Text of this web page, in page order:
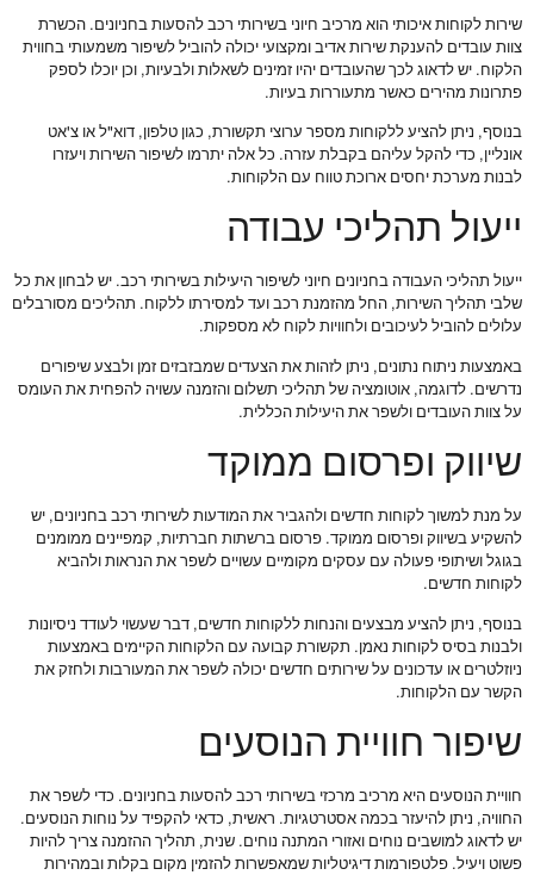
שירות לקוחות איכותי הוא מרכיב חיוני בשירותי רכב להסעות בחניונים. הכשרת
צוות עובדים להענקת שירות אדיב ומקצועי יכולה להוביל לשיפור משמעותי בחווית
הלקוח. יש לדאוג לכך שהעובדים יהיו זמינים לשאלות ולבעיות, וכן יוכלו לספק
פתרונות מהירים כאשר מתעוררות בעיות.
בנוסף, ניתן להציע ללקוחות מספר ערוצי תקשורת, כגון טלפון, דוא"ל או צ'אט
אונליין, כדי להקל עליהם בקבלת עזרה. כל אלה יתרמו לשיפור השירות ויעזרו
לבנות מערכת יחסים ארוכת טווח עם הלקוחות.
ייעול תהליכי עבודה
ייעול תהליכי העבודה בחניונים חיוני לשיפור היעילות בשירותי רכב. יש לבחון את כל
שלבי תהליך השירות, החל מהזמנת רכב ועד למסירתו ללקוח. תהליכים מסורבלים
עלולים להוביל לעיכובים ולחוויות לקוח לא מספקות.
באמצעות ניתוח נתונים, ניתן לזהות את הצעדים שמבזבזים זמן ולבצע שיפורים
נדרשים. לדוגמה, אוטומציה של תהליכי תשלום והזמנה עשויה להפחית את העומס
על צוות העובדים ולשפר את היעילות הכללית.
שיווק ופרסום ממוקד
על מנת למשוך לקוחות חדשים ולהגביר את המודעות לשירותי רכב בחניונים, יש
להשקיע בשיווק ופרסום ממוקד. פרסום ברשתות חברתיות, קמפיינים ממומנים
בגוגל ושיתופי פעולה עם עסקים מקומיים עשויים לשפר את הנראות ולהביא
לקוחות חדשים.
בנוסף, ניתן להציע מבצעים והנחות ללקוחות חדשים, דבר שעשוי לעודד ניסיונות
ולבנות בסיס לקוחות נאמן. תקשורת קבועה עם הלקוחות הקיימים באמצעות
ניוזלטרים או עדכונים על שירותים חדשים יכולה לשפר את המעורבות ולחזק את
הקשר עם הלקוחות.
שיפור חוויית הנוסעים
חוויית הנוסעים היא מרכיב מרכזי בשירותי רכב להסעות בחניונים. כדי לשפר את
החוויה, ניתן להיעזר בכמה אסטרטגיות. ראשית, כדאי להקפיד על נוחות הנוסעים.
יש לדאוג למושבים נוחים ואזורי המתנה נוחים. שנית, תהליך ההזמנה צריך להיות
פשוט ויעיל. פלטפורמות דיגיטליות שמאפשרות להזמין מקום בקלות ובמהירות